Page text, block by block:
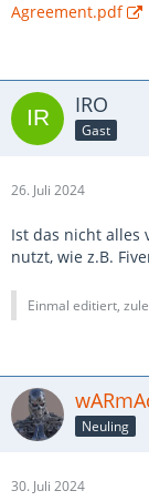
Agreement.pdf
IRO
Gast
26. Juli 2024
Ist das nicht alles
nutzt, wie z.B.
Einmal editiert,
Neuling
30. Juli 2024